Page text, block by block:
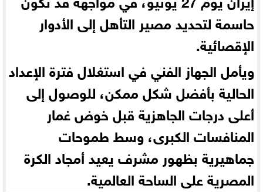
حاسمة لتحديد مصير التأهل إلى الأدوار
الإقصائية.
ويأمل الجهاز الفني في استغلال فترة الإعداد
الحالية بأفضل شكل ممكن، للوصول إلى
أعلى درجات الجاهزية قبل خوض غمار
المنافسات الكبرى، وسط طموحات
جماهيرية بظهور مشرف يعيد أمجاد الكرة
المصرية على الساحة العالمية.